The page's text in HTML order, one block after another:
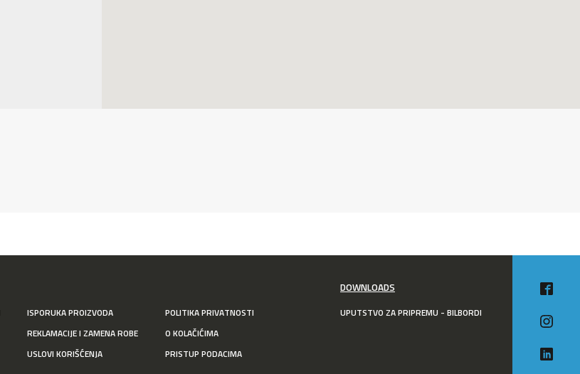
ISPORUKA PROIZVODA
REKLAMACIJE I ZAMENA ROBE
USLOVI KORIŠĆENJA
POLITIKA PRIVATNOSTI
O KOLAČIĆIMA
PRISTUP PODACIMA
DOWNLOADS
UPUTSTVO ZA PRIPREMU - BILBORDI